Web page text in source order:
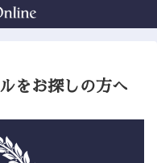
をお探しの方へ